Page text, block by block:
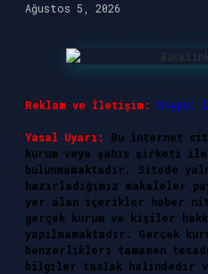
Ağustos 5, 2026
Reklam ve İletişim: Skype:
Yasal Uyarı:
Bu internet
kurum veya şahıs şirketi
bulunmamaktadır. Sitede
hazırladığımız makaleler
yer alan içerikler haber
gerçek kurum ve kişiler
yapılmamaktadır. Gerçek
benzerlikleri tamamen
bilgiler taslak halindedir